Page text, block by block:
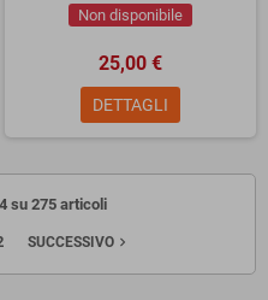
Non disponibile
25,00 €
DETTAGLI
su 275 articoli
SUCCESSIVO navigate_next